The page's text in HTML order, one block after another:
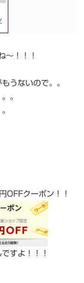
〜！！！
うないので。。
。
OFFクーポン！！
すよ！！！